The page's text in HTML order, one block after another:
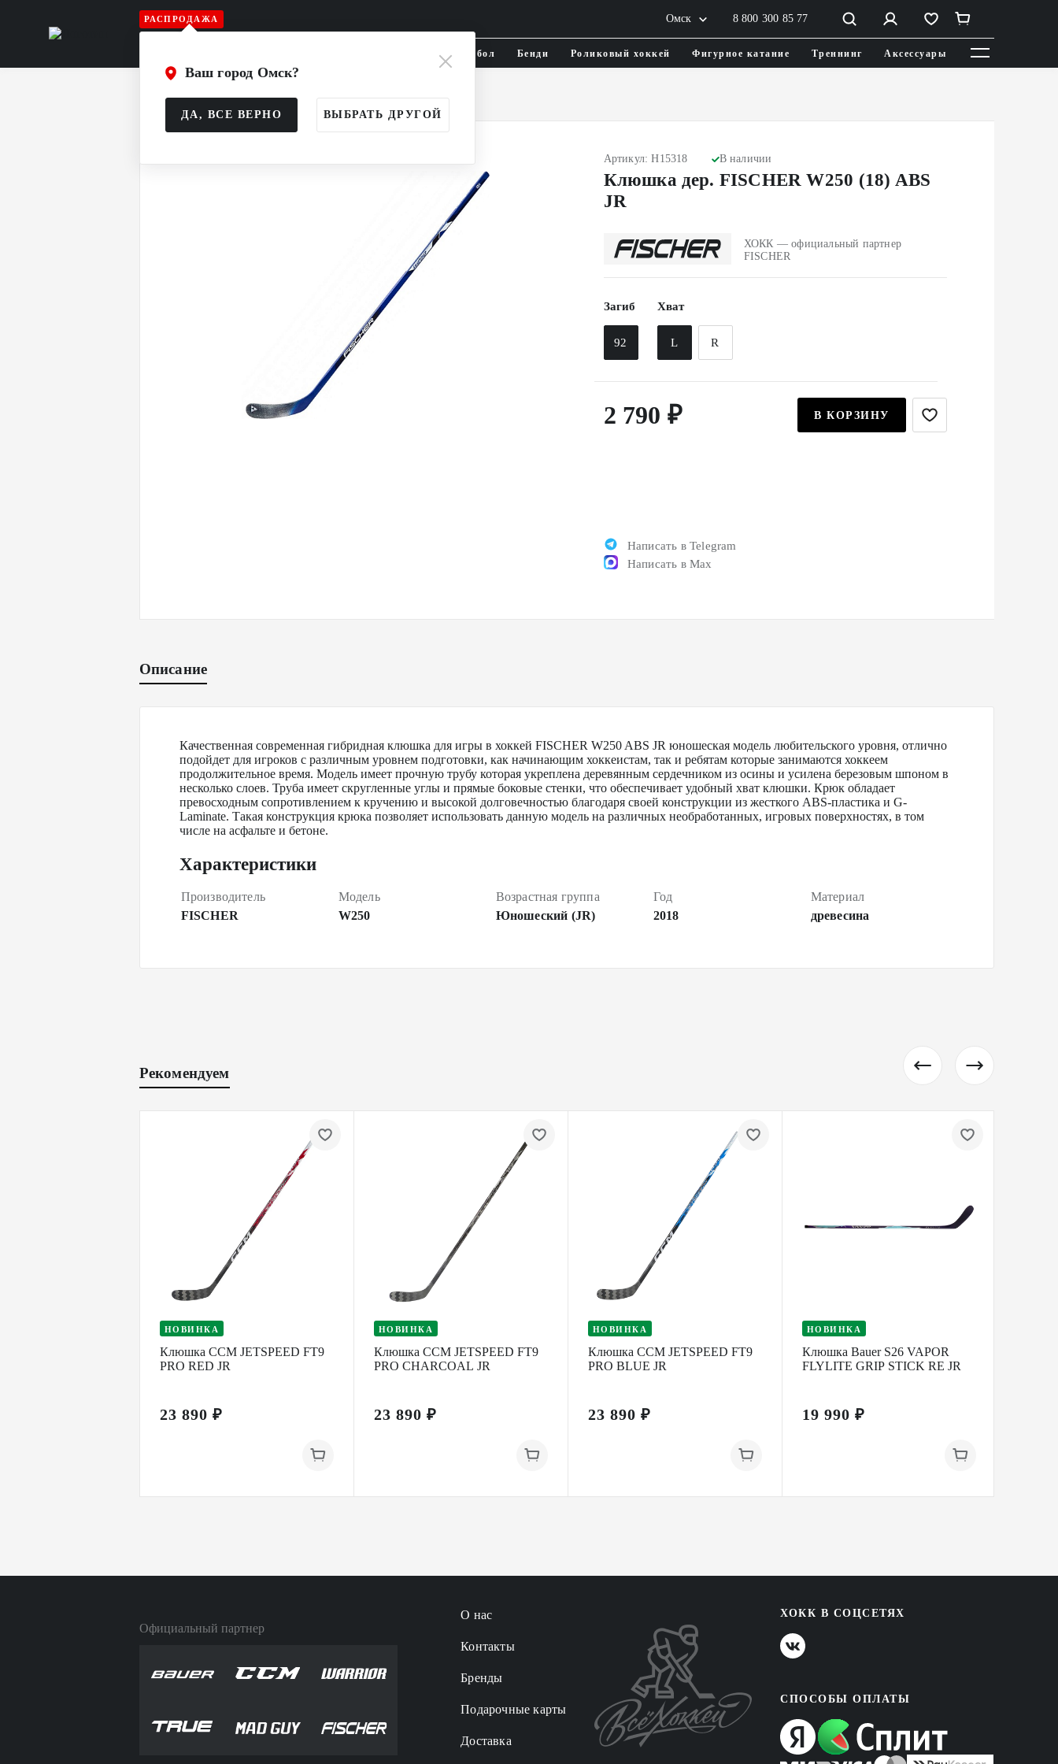
РАСПРОДАЖА Омск 8 800 300 85 77
Флорбол Бенди Роликовый хоккей Фигурное катание Треннинг Аксессуары
Ваш город Омск?
ДА, ВСЕ ВЕРНО ВЫБРАТЬ ДРУГОЙ
Главная Каталог Игрок Клюшки Юношеские (JR)
Артикул: H15318 В наличии
Клюшка дер. FISCHER W250 (18) ABS
JR
ХОКК — официальный партнер
FISCHER
Загиб
92
Хват
L R
2 790 ₽ В КОРЗИНУ
Написать в Telegram
Написать в Max
Описание
Качественная современная гибридная клюшка для игры в хоккей FISCHER W250 ABS JR юношеская модель любительского уровня, отлично
подойдет для игроков с различным уровнем подготовки, как начинающим хоккеистам, так и ребятам которые занимаются хоккеем
продолжительное время. Модель имеет прочную трубу которая укреплена деревянным сердечником из осины и усилена березовым шпоном в
несколько слоев. Труба имеет скругленные углы и прямые боковые стенки, что обеспечивает удобный хват клюшки. Крюк обладает
превосходным сопротивлением к кручению и высокой долговечностью благодаря своей конструкции из жесткого ABS-пластика и G-
Laminate. Такая конструкция крюка позволяет использовать данную модель на различных необработанных, игровых поверхностях, в том
числе на асфальте и бетоне.
Характеристики
Производитель
FISCHER
Модель
W250
Возрастная группа
Юношеский (JR)
Год
2018
Материал
древесина
Рекомендуем
НОВИНКА
Клюшка CCM JETSPEED FT9
PRO RED JR
23 890 ₽
НОВИНКА
Клюшка CCM JETSPEED FT9
PRO CHARCOAL JR
23 890 ₽
НОВИНКА
Клюшка CCM JETSPEED FT9
PRO BLUE JR
23 890 ₽
НОВИНКА
Клюшка Bauer S26 VAPOR
FLYLITE GRIP STICK RE JR
19 990 ₽
Официальный партнер
О нас
Контакты
Бренды
Подарочные карты
Доставка
ХОКК В СОЦСЕТЯХ
СПОСОБЫ ОПЛАТЫ